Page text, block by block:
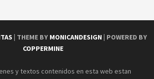
| THEME BY MONICANDESIGN | POWERED BY
COPPERMINE
y textos contenidos en esta web estan